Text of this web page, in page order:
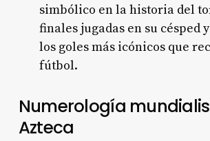
simbólico en la historia del
finales jugadas en su césped
los goles más icónicos que
fútbol.
Numerología
Azteca